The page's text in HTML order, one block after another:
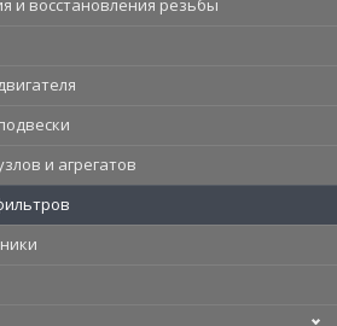
и восстановления резьбы
и агрегатов